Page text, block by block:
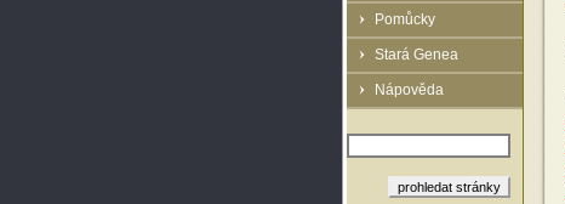
Pomůcky
Stará Genea
Nápověda